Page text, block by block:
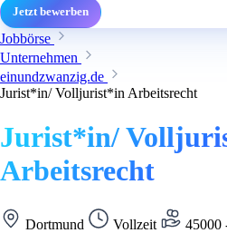
Jetzt bewerben
Jobbörse
Unternehmen
einundzwanzig.de
Jurist*in/ Volljurist*in Arbeitsrecht
Jurist*in/
Arbeitsrecht
Dortmund Vollzeit
45000